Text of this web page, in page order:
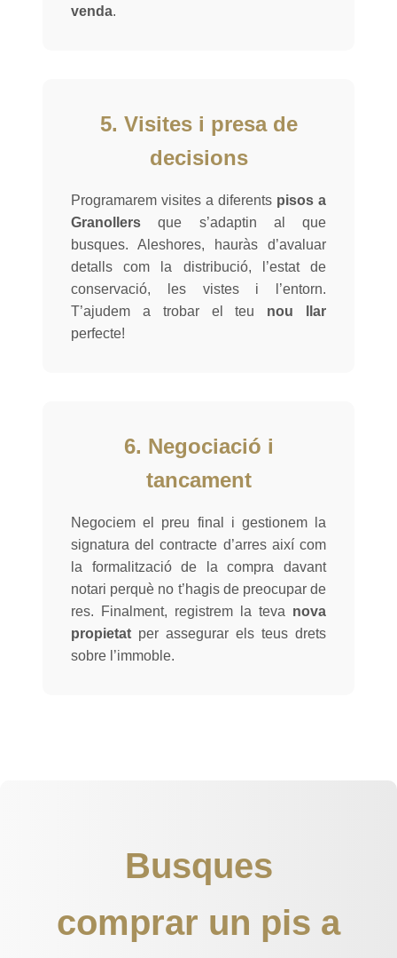
venda.
5. Visites i presa de
decisions
Programarem visites a diferents pisos a
Granollers que s’adaptin al que
busques. Aleshores, hauràs d’avaluar
detalls com la distribució, l’estat de
conservació, les vistes i l’entorn.
T’ajudem a trobar el teu nou llar
perfecte!
6. Negociació i
tancament
Negociem el preu final i gestionem la
signatura del contracte d’arres així com
la formalització de la compra davant
notari perquè no t’hagis de preocupar de
res. Finalment, registrem la teva nova
propietat per assegurar els teus drets
sobre l’immoble.
Busques
comprar un pis a